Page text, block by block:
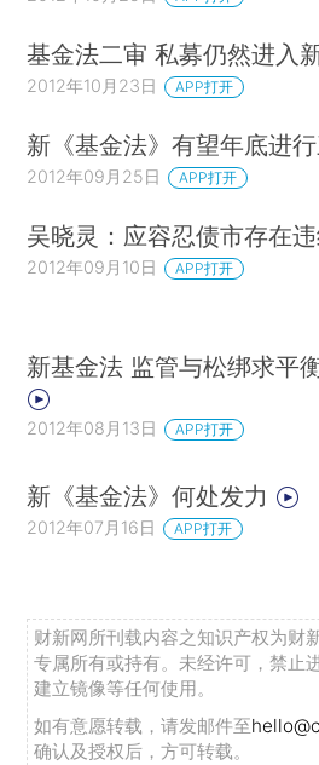
基金法二审 私募仍然进入
2012年10月23日 APP打开
新《基金法》有望年底进
2012年09月25日 APP打开
吴晓灵：应容忍债市存在
2012年09月10日 APP打开
新基金法 监管与松绑求平
2012年08月13日 APP打开
新《基金法》何处发力
2012年07月16日 APP打开
财新网所刊载内容之知识产权为财
专属所有或持有。未经许可，禁止
建立镜像等任何使用。
如有意愿转载，请发邮件至
确认及授权后，方可转载。